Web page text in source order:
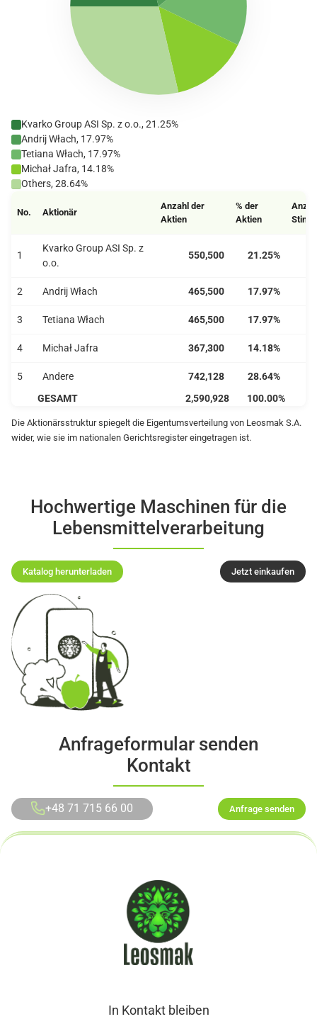
Kvarko Group ASI Sp. z o.o., 21.25%
Andrij Włach, 17.97%
Tetiana Włach, 17.97%
Michał Jafra, 14.18%
Others, 28.64%
No. Aktionär
Anzahl der
Aktien
% der
Aktien
1
Kvarko Group ASI Sp. z
o.o.
550,500 21.25%
2 Andrij Włach 465,500 17.97%
3 Tetiana Włach 465,500 17.97%
4 Michał Jafra 367,300 14.18%
5 Andere 742,128 28.64%
GESAMT 2,590,928 100.00%
Die Aktionärsstruktur spiegelt die Eigentumsverteilung von Leosmak S.A.
wider, wie sie im nationalen Gerichtsregister eingetragen ist.
Hochwertige Maschinen für die
Lebensmittelverarbeitung
Katalog herunterladen Jetzt einkaufen
Anfrageformular senden
Kontakt
+48 71 715 66 00 Anfrage senden
In Kontakt bleiben